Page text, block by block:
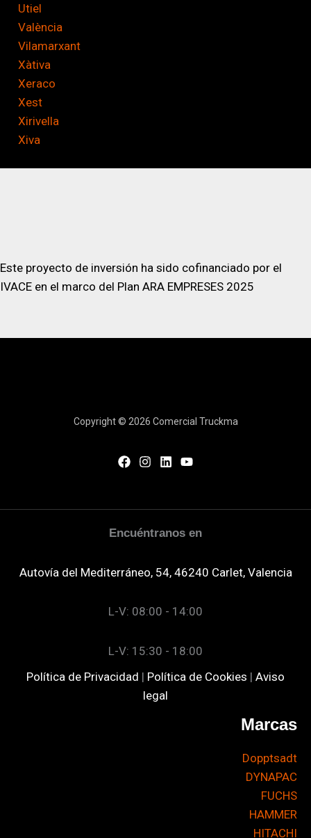
Utiel
València
Vilamarxant
Xàtiva
Xeraco
Xest
Xirivella
Xiva
Este proyecto de inversión ha sido cofinanciado por el
IVACE en el marco del Plan ARA EMPRESES 2025
Copyright © 2026 Comercial Truckma
Encuéntranos en
Autovía del Mediterráneo, 54, 46240 Carlet, Valencia
L-V: 08:00 - 14:00
L-V: 15:30 - 18:00
Política de Privacidad | Política de Cookies | Aviso
legal
Marcas
Dopptsadt
DYNAPAC
FUCHS
HAMMER
HITACHI